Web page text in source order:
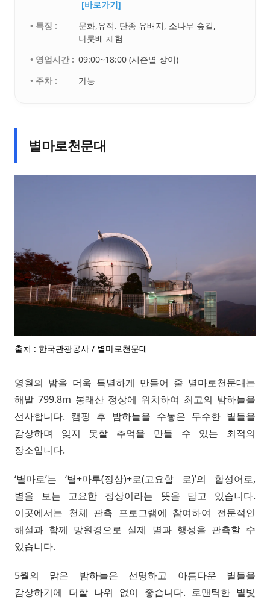
[바로가기]
• 특징 :
문화,유적. 단종 유배지, 소나무 숲길,
나룻배 체험
• 영업시간 : 09:00~18:00 (시즌별 상이)
• 주차 :
가능
별마로천문대
출처 : 한국관광공사 / 별마로천문대
영월의 밤을 더욱 특별하게 만들어 줄 별마로천문대는
해발 799.8m 봉래산 정상에 위치하여 최고의 밤하늘을
선사합니다. 캠핑 후 밤하늘을 수놓은 무수한 별들을
감상하며 잊지 못할 추억을 만들 수 있는 최적의
장소입니다.
‘별마로’는 ‘별+마루(정상)+로(고요할 로)’의 합성어로,
별을 보는 고요한 정상이라는 뜻을 담고 있습니다.
이곳에서는 천체 관측 프로그램에 참여하여 전문적인
해설과 함께 망원경으로 실제 별과 행성을 관측할 수
있습니다.
5월의 맑은 밤하늘은 선명하고 아름다운 별들을
감상하기에 더할 나위 없이 좋습니다. 로맨틱한 별빛